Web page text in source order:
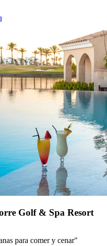
Golf & Spa Resort
para comer y cenar"